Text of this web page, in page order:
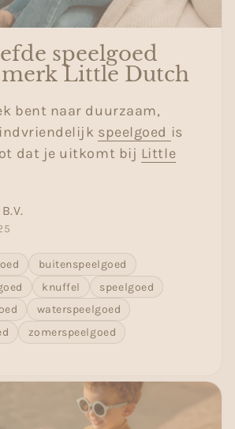
speelgoed
Little Dutch
bent naar duurzaam,
speelgoed is
dat je uitkomt bij Little
buitenspeelgoed
knuffel
speelgoed
waterspeelgoed
zomerspeelgoed